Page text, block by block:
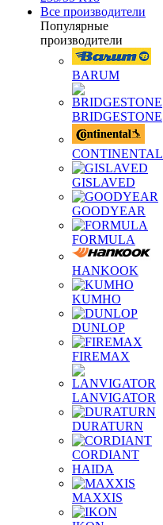
Все производители
Популярные
производители
BARUM
BRIDGESTONE
CONTINENTAL
GISLAVED
GOODYEAR
FORMULA
HANKOOK
KUMHO
DUNLOP
FIREMAX
LANVIGATOR
DURATURN
CORDIANT
HAIDA
MAXXIS